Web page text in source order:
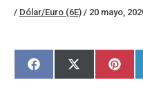
/ Dólar/Euro (6E) / 20 mayo,
Compartir
en
F
a
Compartir
en
X
(
en
P
i